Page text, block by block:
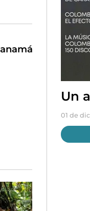
Un
01 de